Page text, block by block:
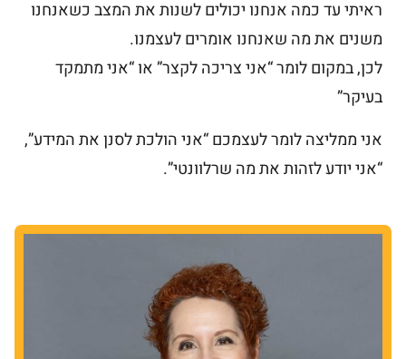
ראיתי עד כמה אנחנו יכולים לשנות את המצב כשאנחנו
משנים את מה שאנחנו אומרים לעצמנו.
לכן, במקום לומר “אני צריכה לקצר” או “אני מתמקד
בעיקר”
אני ממליצה לומר לעצמכם“אני הולכת לסנן את המידע”,
“אני יודע לזהות את מה שרלוונטי”.